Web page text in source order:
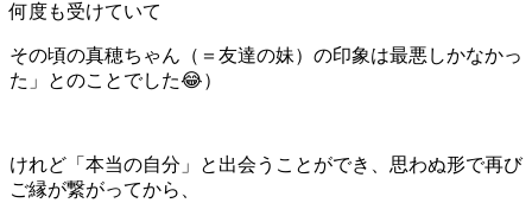
何度も受けていて
その頃の真穂ちゃん（＝友達の妹）の印象は最悪しかなかっ
た」とのことでした😂）
けれど「本当の自分」と出会うことができ、思わぬ形で再び
ご縁が繋がってから、